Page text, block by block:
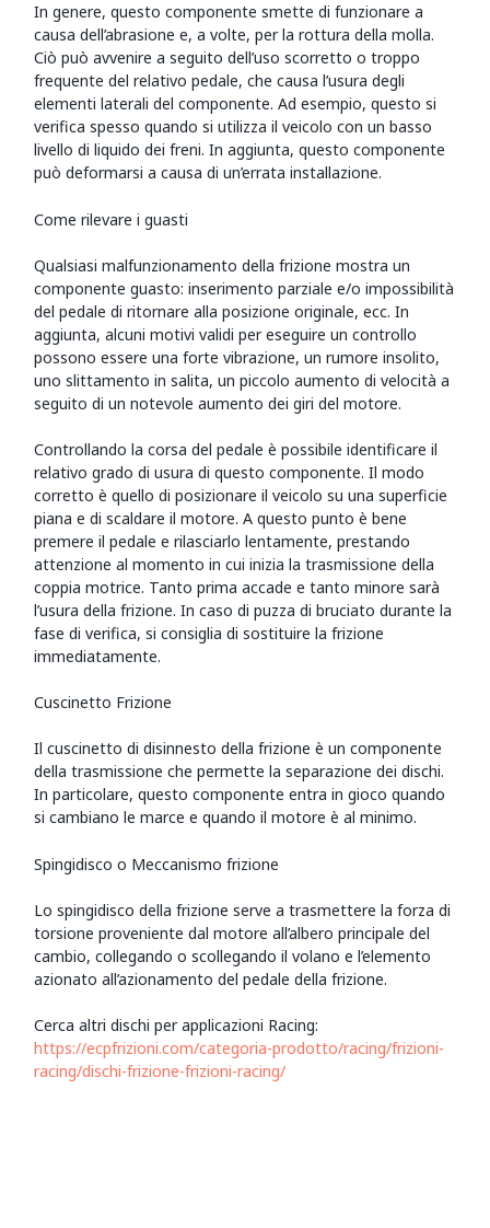
In genere, questo componente smette di funzionare a
causa dell’abrasione e, a volte, per la rottura della molla.
Ciò può avvenire a seguito dell’uso scorretto o troppo
frequente del relativo pedale, che causa l’usura degli
elementi laterali del componente. Ad esempio, questo si
verifica spesso quando si utilizza il veicolo con un basso
livello di liquido dei freni. In aggiunta, questo componente
può deformarsi a causa di un’errata installazione.
Come rilevare i guasti
Qualsiasi malfunzionamento della frizione mostra un
componente guasto: inserimento parziale e/o impossibilità
del pedale di ritornare alla posizione originale, ecc. In
aggiunta, alcuni motivi validi per eseguire un controllo
possono essere una forte vibrazione, un rumore insolito,
uno slittamento in salita, un piccolo aumento di velocità a
seguito di un notevole aumento dei giri del motore.
Controllando la corsa del pedale è possibile identificare il
relativo grado di usura di questo componente. Il modo
corretto è quello di posizionare il veicolo su una superficie
piana e di scaldare il motore. A questo punto è bene
premere il pedale e rilasciarlo lentamente, prestando
attenzione al momento in cui inizia la trasmissione della
coppia motrice. Tanto prima accade e tanto minore sarà
l’usura della frizione. In caso di puzza di bruciato durante la
fase di verifica, si consiglia di sostituire la frizione
immediatamente.
Cuscinetto Frizione
Il cuscinetto di disinnesto della frizione è un componente
della trasmissione che permette la separazione dei dischi.
In particolare, questo componente entra in gioco quando
si cambiano le marce e quando il motore è al minimo.
Spingidisco o Meccanismo frizione
Lo spingidisco della frizione serve a trasmettere la forza di
torsione proveniente dal motore all’albero principale del
cambio, collegando o scollegando il volano e l’elemento
azionato all’azionamento del pedale della frizione.
Cerca altri dischi per applicazioni Racing:
https://ecpfrizioni.com/categoria-prodotto/racing/frizioni-
racing/dischi-frizione-frizioni-racing/